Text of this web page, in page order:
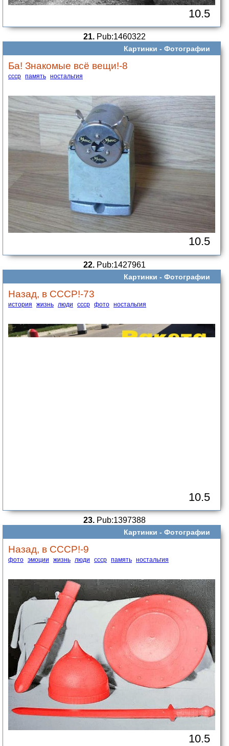
10.5
21. Pub:1460322
Картинки - Фотографии
Ба! Знакомые всё вещи!-8
ссср память ностальгия
10.5
22. Pub:1427961
Картинки - Фотографии
Назад, в СССР!-73
история жизнь люди ссср фото ностальгия
10.5
23. Pub:1397388
Картинки - Фотографии
Назад, в СССР!-9
фото эмоции жизнь люди ссср память ностальгия
10.5